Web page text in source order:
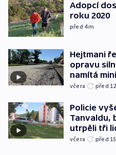
Adopcí
roku 2020
před 4m
Hejtmani
opravu
namítá
včera před 12
Policie
Tanvaldu,
utrpěli tři
včera před 15